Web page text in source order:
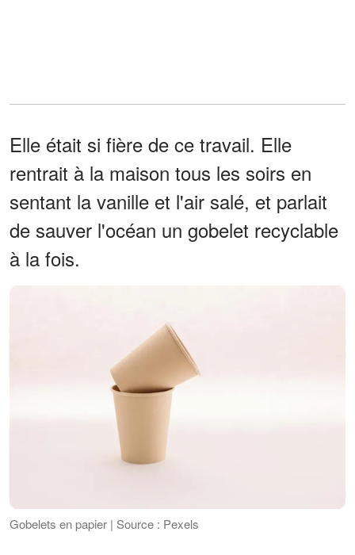
Elle était si fière de ce travail. Elle
rentrait à la maison tous les soirs en
sentant la vanille et l'air salé, et parlait
de sauver l'océan un gobelet recyclable
à la fois.
Gobelets en papier | Source : Pexels